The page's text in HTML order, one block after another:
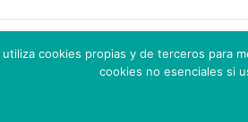
Salud Social IPS, Todos los
cookies propias y de terceros para
cookies no esenciales si